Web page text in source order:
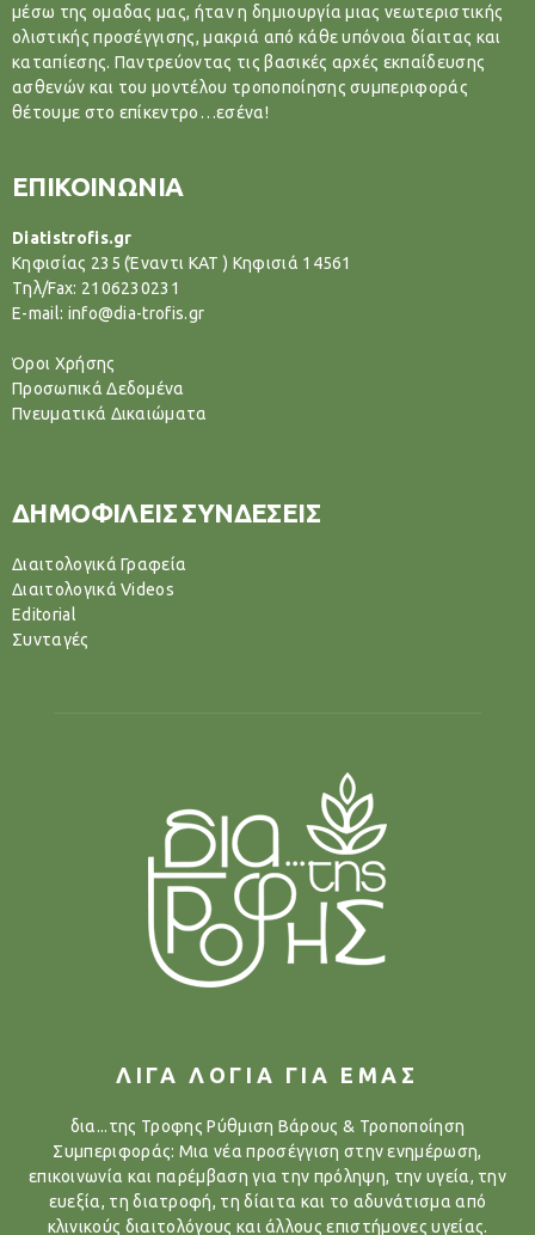
μέσω της ομαδας μας, ήταν η δημιουργία μιας νεωτεριστικής
ολιστικής προσέγγισης, μακριά από κάθε υπόνοια δίαιτας και
καταπίεσης. Παντρεύοντας τις βασικές αρχές εκπαίδευσης
ασθενών και του μοντέλου τροποποίησης συμπεριφοράς
θέτουμε στο επίκεντρο…εσένα!
ΕΠΙΚΟΙΝΩΝΙΑ
Diatistrofis.gr
Κηφισίας 235 (Έναντι ΚΑΤ ) Κηφισιά 14561
Tηλ/Fax: 2106230231
E-mail: info@dia-trofis.gr
Όροι Χρήσης
Προσωπικά Δεδομένα
Πνευματικά Δικαιώματα
ΔΗΜΟΦΙΛΕΙΣ ΣΥΝΔΕΣΕΙΣ
Διαιτολογικά Γραφεία
Διαιτολογικά Videos
Editorial
Συνταγές
ΛΙΓΑ ΛΟΓΙΑ ΓΙΑ ΕΜΑΣ
δια...της Τροφης Ρύθμιση Βάρους & Τροποποίηση
Συμπεριφοράς: Μια νέα προσέγγιση στην ενημέρωση,
επικοινωνία και παρέμβαση για την πρόληψη, την υγεία, την
ευεξία, τη διατροφή, τη δίαιτα και το αδυνάτισμα από
κλινικούς διαιτολόγους και άλλους επιστήμονες υγείας.